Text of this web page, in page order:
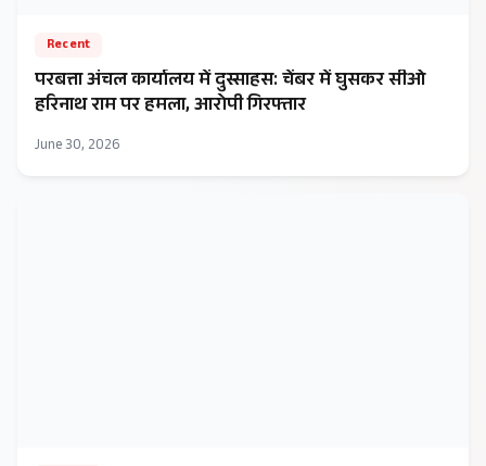
Recent
परबत्ता अंचल कार्यालय में दुस्साहस: चेंबर में घुसकर सीओ
हरिनाथ राम पर हमला, आरोपी गिरफ्तार
June 30, 2026